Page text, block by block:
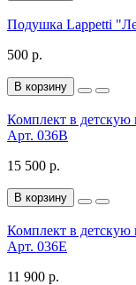
Подушка Lappetti
500 р.
В корзину
Комплект в детскую
Арт. 036B
15 500 р.
В корзину
Комплект в детскую
Арт. 036E
11 900 р.